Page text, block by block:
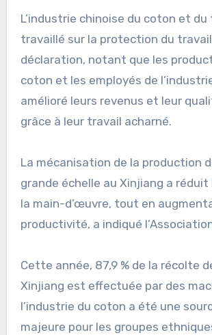
L’industrie chinoise du coton et
travaillé sur la protection du
déclaration, notant que les
coton et les employés de
amélioré leurs revenus et leur
grâce à leur travail acharné.
La mécanisation de la production
grande échelle au Xinjiang a réduit
la main-d’œuvre, tout en
productivité, a indiqué
Cette année, 87,9 % de la récolte
Xinjiang est effectuée par des
l’industrie du coton a été une
majeure pour les groupes